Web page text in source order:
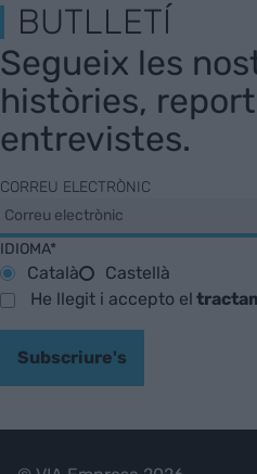
BUTLLETÍ
Segueix les
històries,
entrevistes.
CORREU ELECTRÒNIC
IDIOMA*
Català
Castellà
He llegit i accepto el
Subscriure's